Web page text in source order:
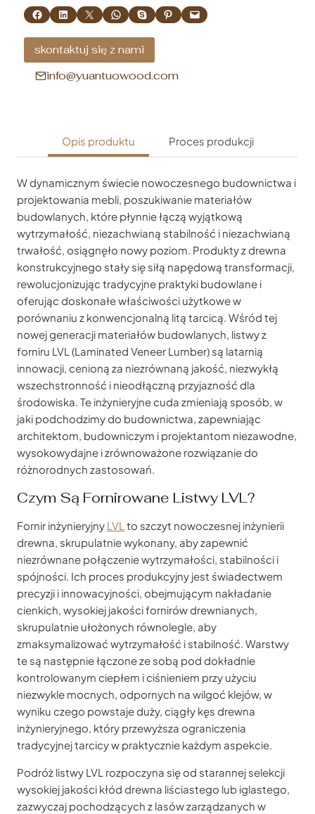
Udostępnij na Facebooku
Udostępnij na LinkedIn
Udostępnij na X Udostępnij na WhatsApp
Udostępnianie na SkypeUdostępnij na Pinterest
Wyślij tę stronę e-mailem
skontaktuj się z nami
info@yuantuowood.com
Opis produktu Proces produkcji
W dynamicznym świecie nowoczesnego budownictwa i
projektowania mebli, poszukiwanie materiałów
budowlanych, które płynnie łączą wyjątkową
wytrzymałość, niezachwianą stabilność i niezachwianą
trwałość, osiągnęło nowy poziom. Produkty z drewna
konstrukcyjnego stały się siłą napędową transformacji,
rewolucjonizując tradycyjne praktyki budowlane i
oferując doskonałe właściwości użytkowe w
porównaniu z konwencjonalną litą tarcicą. Wśród tej
nowej generacji materiałów budowlanych, listwy z
forniru LVL (Laminated Veneer Lumber) są latarnią
innowacji, cenioną za niezrównaną jakość, niezwykłą
wszechstronność i nieodłączną przyjazność dla
środowiska. Te inżynieryjne cuda zmieniają sposób, w
jaki podchodzimy do budownictwa, zapewniając
architektom, budowniczym i projektantom niezawodne,
wysokowydajne i zrównoważone rozwiązanie do
różnorodnych zastosowań.
Czym Są Fornirowane Listwy LVL?
Fornir inżynieryjny LVL to szczyt nowoczesnej inżynierii
drewna, skrupulatnie wykonany, aby zapewnić
niezrównane połączenie wytrzymałości, stabilności i
spójności. Ich proces produkcyjny jest świadectwem
precyzji i innowacyjności, obejmującym nakładanie
cienkich, wysokiej jakości fornirów drewnianych,
skrupulatnie ułożonych równolegle, aby
zmaksymalizować wytrzymałość i stabilność. Warstwy
te są następnie łączone ze sobą pod dokładnie
kontrolowanym ciepłem i ciśnieniem przy użyciu
niezwykle mocnych, odpornych na wilgoć klejów, w
wyniku czego powstaje duży, ciągły kęs drewna
inżynieryjnego, który przewyższa ograniczenia
tradycyjnej tarcicy w praktycznie każdym aspekcie.
Podróż listwy LVL rozpoczyna się od starannej selekcji
wysokiej jakości kłód drewna liściastego lub iglastego,
zazwyczaj pochodzących z lasów zarządzanych w